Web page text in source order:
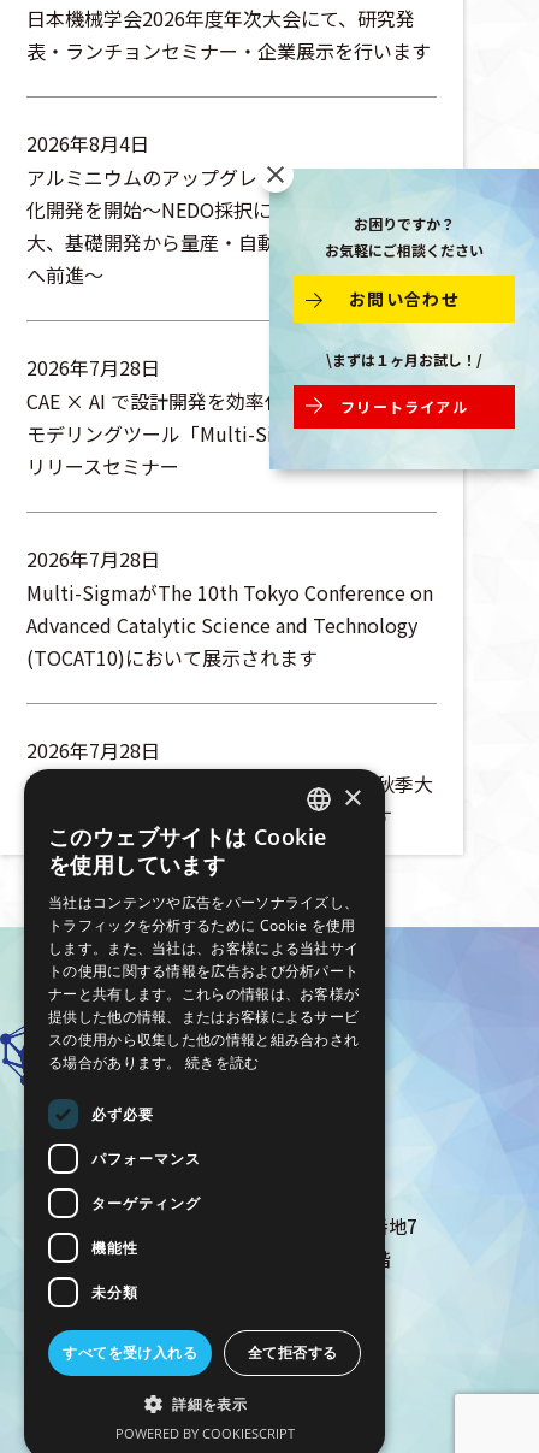
日本機械学会2026年度年次大会にて、研究発
表・ランチョンセミナー・企業展示を行います
2026年8月4日
アルミニウムのアップグレードリサイクル実用
化開発を開始～NEDO採択により参画企業を拡
大、基礎開発から量産・自動化の実証フェーズ
へ前進～
2026年7月28日
CAE × AI で設計開発を効率化！新AIサロゲート
モデリングツール「Multi-Sigma-Architect」
リリースセミナー
2026年7月28日
Multi-SigmaがThe 10th Tokyo Conference on
Advanced Catalytic Science and Technology
(TOCAT10)において展示されます
2026年7月28日
株式会社エイゾスは、化学工学会第57回秋季大
会に出展・ランチョンセミナーを行います
〒305-0031 茨城県つくば市吾妻1丁目5番地7
ダイワロイネットホテルつくばビル2階
プライバシーポリシー
© AIZOTH Inc. All Rights Reserved.
お困りですか？
お気軽にご相談ください
お問い合わせ
\まずは１ヶ月お試し！/
フリートライアル
JAPANESE
×
このウェブサイトは Cookie
を使用しています
当社はコンテンツや広告をパーソナライズし、
トラフィックを分析するために Cookie を使用
します。また、当社は、お客様による当社サイ
トの使用に関する情報を広告および分析パート
ナーと共有します。これらの情報は、お客様が
提供した他の情報、またはお客様によるサービ
スの使用から収集した他の情報と組み合わされ
る場合があります。続きを読む
必ず必要
パフォーマンス
ターゲティング
機能性
未分類
すべてを受け入れる 全て拒否する
詳細を表示
POWERED BY COOKIESCRIPT